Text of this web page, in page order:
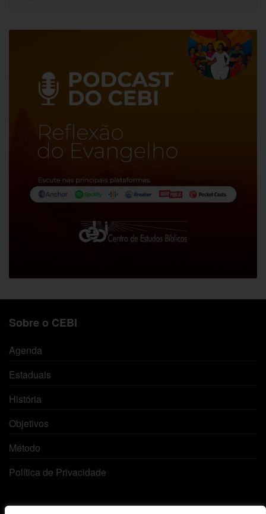
Sobre o CEBI
Agenda
Estaduais
História
Objetivos
Método
Política de Privacidade